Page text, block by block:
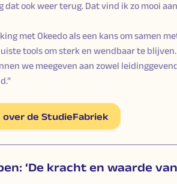
dat ook weer terug. Dat vind ik zo mooi
met Okeedo als een kans om samen
tools om sterk en wendbaar te
we meegeven aan zowel
de StudieFabriek
‘De kracht en waarde